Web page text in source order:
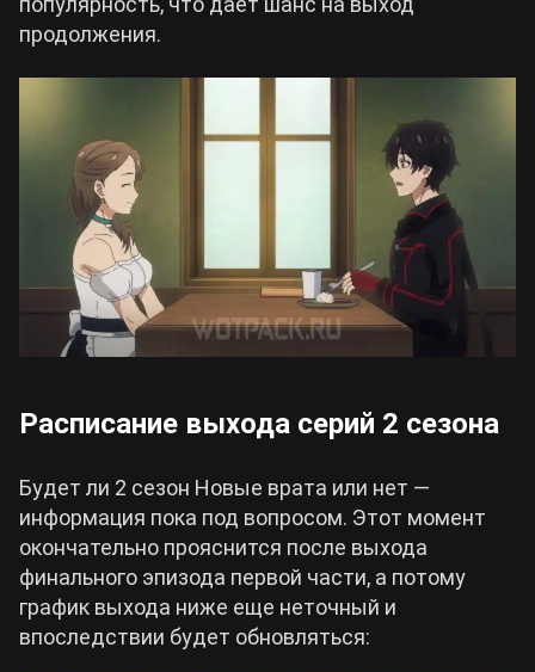
продолжения.
Расписание выхода серий 2 сезона
Будет ли 2 сезон Новые врата или нет —
информация пока под вопросом. Этот момент
окончательно прояснится после выхода
финального эпизода первой части, а потому
график выхода ниже еще неточный и
впоследствии будет обновляться: